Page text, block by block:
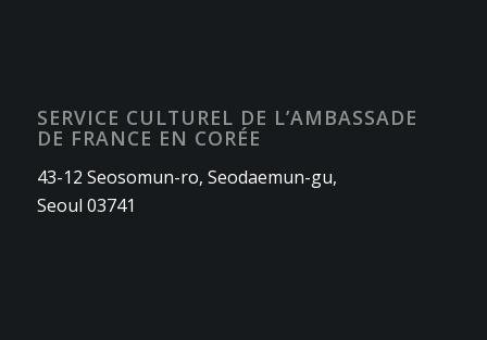
SERVICE CULTUREL DE L’AMBASSADE
DE FRANCE EN CORÉE
43-12 Seosomun-ro, Seodaemun-gu,
Seoul 03741